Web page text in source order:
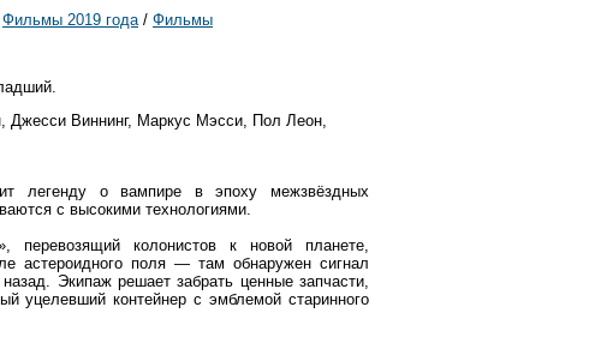
Фильмы 2019 года/ Фильмы
Джесси Виннинг, Маркус Мэсси, Пол Леон,
легенду о вампире в эпоху межзвёздных
с высокими технологиями.
перевозящий колонистов к новой планете,
астероидного поля — там обнаружен сигнал
Экипаж решает забрать ценные запчасти,
уцелевший контейнер с эмблемой старинного